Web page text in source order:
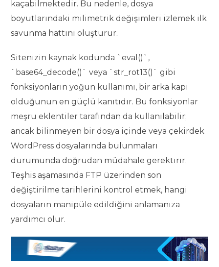
kaçabilmektedir. Bu nedenle, dosya
boyutlarındaki milimetrik değişimleri izlemek ilk
savunma hattını oluşturur.
Sitenizin kaynak kodunda `eval()`,
`base64_decode()` veya `str_rot13()` gibi
fonksiyonların yoğun kullanımı, bir arka kapı
olduğunun en güçlü kanıtıdır. Bu fonksiyonlar
meşru eklentiler tarafından da kullanılabilir;
ancak bilinmeyen bir dosya içinde veya çekirdek
WordPress dosyalarında bulunmaları
durumunda doğrudan müdahale gerektirir.
Teşhis aşamasında FTP üzerinden son
değiştirilme tarihlerini kontrol etmek, hangi
dosyaların manipüle edildiğini anlamanıza
yardımcı olur.